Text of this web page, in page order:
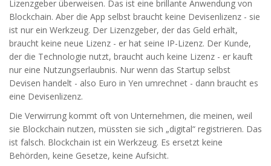
Lizenzgeber überweisen. Das ist eine brillante Anwendung von
Blockchain. Aber die App selbst braucht keine Devisenlizenz - sie
ist nur ein Werkzeug. Der Lizenzgeber, der das Geld erhält,
braucht keine neue Lizenz - er hat seine IP-Lizenz. Der Kunde,
der die Technologie nutzt, braucht auch keine Lizenz - er kauft
nur eine Nutzungserlaubnis. Nur wenn das Startup selbst
Devisen handelt - also Euro in Yen umrechnet - dann braucht es
eine Devisenlizenz.
Die Verwirrung kommt oft von Unternehmen, die meinen, weil
sie Blockchain nutzen, müssten sie sich „digital“ registrieren. Das
ist falsch. Blockchain ist ein Werkzeug. Es ersetzt keine
Behörden, keine Gesetze, keine Aufsicht.